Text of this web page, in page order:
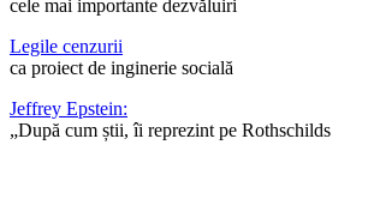
cele mai importante dezvăluiri
Legile cenzurii
ca proiect de inginerie socială
Jeffrey Epstein:
„După cum știi, îi reprezint pe Rothschilds